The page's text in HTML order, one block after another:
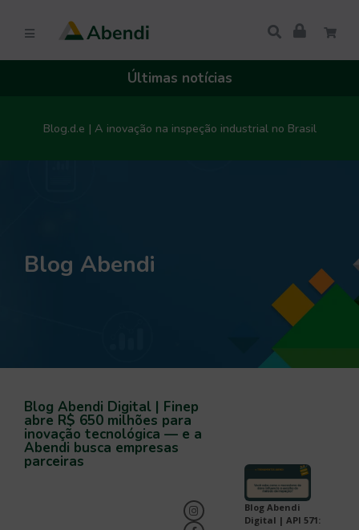
Últimas notícias
Blog.d.e | A inovação na inspeção industrial no Brasil
Blog Abendi
Blog Abendi Digital | Finep
abre R$ 650 milhões para
inovação tecnológica — e a
Abendi busca empresas
parceiras
Blog Abendi
Digital | API 571: